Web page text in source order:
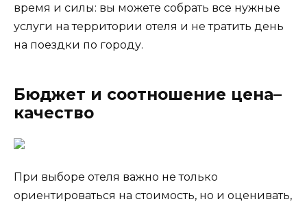
время и силы: вы можете собрать все нужные
услуги на территории отеля и не тратить день
на поездки по городу.
Бюджет и соотношение цена–
качество
При выборе отеля важно не только
ориентироваться на стоимость, но и оценивать,